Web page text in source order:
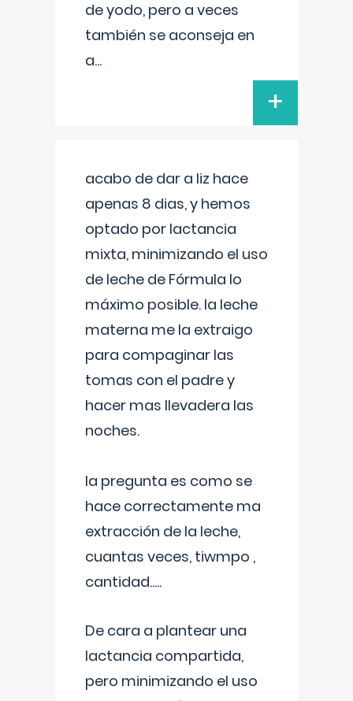
de yodo, pero a veces
también se aconseja en
a...
+
acabo de dar a liz hace
apenas 8 dias, y hemos
optado por lactancia
mixta, minimizando el uso
de leche de Fórmula lo
máximo posible. la leche
materna me la extraigo
para compaginar las
tomas con el padre y
hacer mas llevadera las
noches.
la pregunta es como se
hace correctamente ma
extracción de la leche,
cuantas veces, tiwmpo ,
cantidad.....
De cara a plantear una
lactancia compartida,
pero minimizando el uso